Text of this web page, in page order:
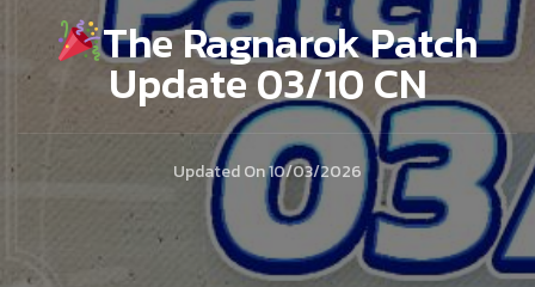
The Ragnarok Patch
Update 03/10 CN
Updated On10/03/2026